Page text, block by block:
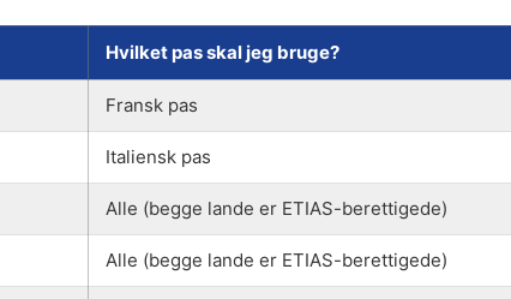
Hvilket pas skal jeg bruge?
Fransk pas
Italiensk pas
Alle (begge lande er ETIAS-berettigede)
Alle (begge lande er ETIAS-berettigede)